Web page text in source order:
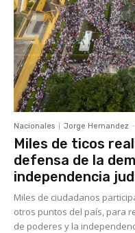
Nacionales Jorge Hernandez -
Miles de ticos
defensa de la
independencia
Miles de ciudadanos
otros puntos del país, para
de poderes y la